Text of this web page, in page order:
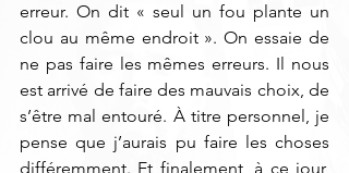
erreur. On dit « seul un fou plante un
clou au même endroit ». On essaie de
ne pas faire les mêmes erreurs. Il nous
est arrivé de faire des mauvais choix, de
s’être mal entouré. À titre personnel, je
pense que j’aurais pu faire les choses
différemment. Et finalement, à ce jour,